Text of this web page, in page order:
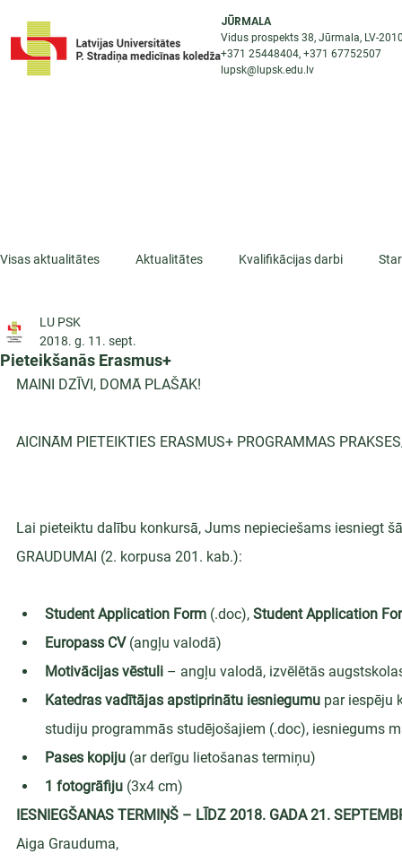
JŪRMALA
Vidus prospekts 38, Jūrmala, LV-
+371 25448404, +371 67752507
lupsk@lupsk.edu.lv
Visas aktualitātes Aktualitātes Kvalifikācijas darbi
ESF projekti
Pieteikšanās Erasmus+
LU PSK
2018. g. 11. sept.
MAINI DZĪVI, DOMĀ PLAŠĀK!
AICINĀM PIETEIKTIES ERASMUS+ PROGRAMMAS
Lai pieteiktu dalību konkursā, Jums nepieciešams iesniegt
GRAUDUMAI (2. korpusa 201. kab.):
Student Application Form (.doc), Student Application
Europass CV (angļu valodā)
Motivācijas vēstuli – angļu valodā, izvēlētās
Katedras vadītājas apstiprinātu iesniegumu par iespēju
studiju programmās studējošajiem (.doc), iesniegums
Pases kopiju (ar derīgu lietošanas termiņu)
1 fotogrāfiju (3x4 cm)
IESNIEGŠANAS TERMIŅŠ – LĪDZ 2018. GADA 21.
Aiga Grauduma,